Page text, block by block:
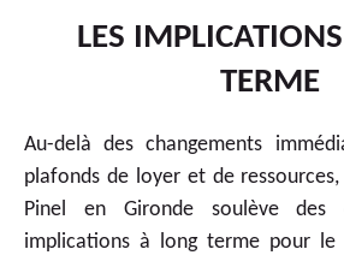
LES
TERME
Au-delà des changements
plafonds de loyer et de
Pinel en Gironde soulève des
implications à long terme pour le